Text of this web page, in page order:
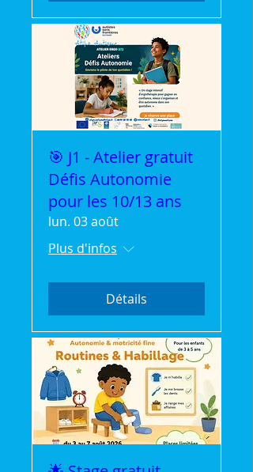
🎯 J1 - Atelier gratuit
Défis Autonomie
pour les 10/13 ans
lun. 03 août
Plus d'infos
Détails